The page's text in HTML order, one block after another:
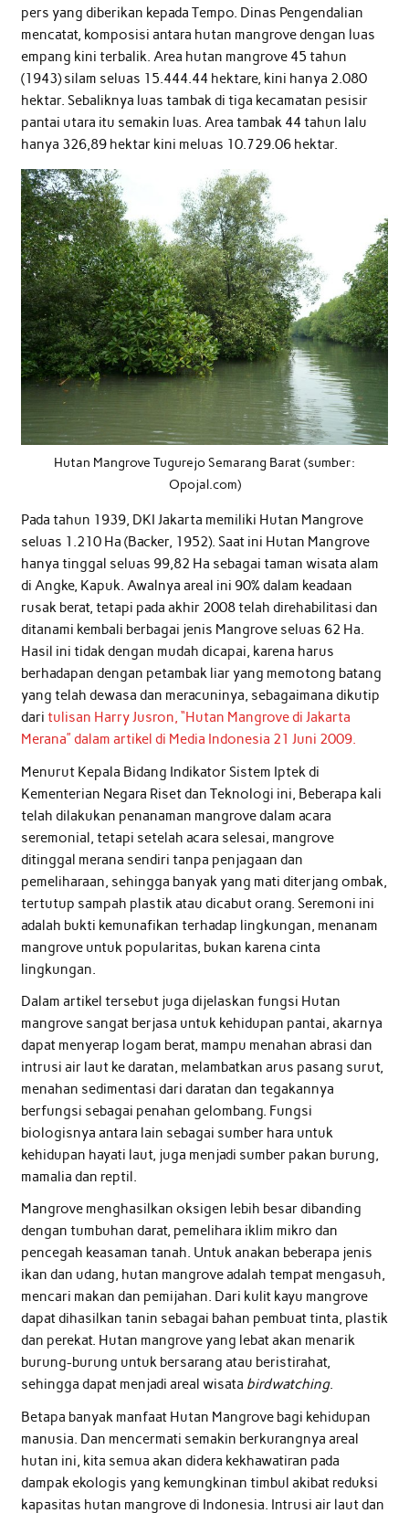
pers yang diberikan kepada Tempo. Dinas Pengendalian
mencatat, komposisi antara hutan mangrove dengan luas
empang kini terbalik. Area hutan mangrove 45 tahun
(1943) silam seluas 15.444.44 hektare, kini hanya 2.080
hektar. Sebaliknya luas tambak di tiga kecamatan pesisir
pantai utara itu semakin luas. Area tambak 44 tahun lalu
hanya 326,89 hektar kini meluas 10.729.06 hektar.
Hutan Mangrove Tugurejo Semarang Barat (sumber:
Opojal.com)
Pada tahun 1939, DKI Jakarta memiliki Hutan Mangrove
seluas 1.210 Ha (Backer, 1952). Saat ini Hutan Mangrove
hanya tinggal seluas 99,82 Ha sebagai taman wisata alam
di Angke, Kapuk. Awalnya areal ini 90% dalam keadaan
rusak berat, tetapi pada akhir 2008 telah direhabilitasi dan
ditanami kembali berbagai jenis Mangrove seluas 62 Ha.
Hasil ini tidak dengan mudah dicapai, karena harus
berhadapan dengan petambak liar yang memotong batang
yang telah dewasa dan meracuninya, sebagaimana dikutip
dari tulisan Harry Jusron, “Hutan Mangrove di Jakarta
Merana” dalam artikel di Media Indonesia 21 Juni 2009.
Menurut Kepala Bidang Indikator Sistem Iptek di
Kementerian Negara Riset dan Teknologi ini, Beberapa kali
telah dilakukan penanaman mangrove dalam acara
seremonial, tetapi setelah acara selesai, mangrove
ditinggal merana sendiri tanpa penjagaan dan
pemeliharaan, sehingga banyak yang mati diterjang ombak,
tertutup sampah plastik atau dicabut orang. Seremoni ini
adalah bukti kemunafikan terhadap lingkungan, menanam
mangrove untuk popularitas, bukan karena cinta
lingkungan.
Dalam artikel tersebut juga dijelaskan fungsi Hutan
mangrove sangat berjasa untuk kehidupan pantai, akarnya
dapat menyerap logam berat, mampu menahan abrasi dan
intrusi air laut ke daratan, melambatkan arus pasang surut,
menahan sedimentasi dari daratan dan tegakannya
berfungsi sebagai penahan gelombang. Fungsi
biologisnya antara lain sebagai sumber hara untuk
kehidupan hayati laut, juga menjadi sumber pakan burung,
mamalia dan reptil.
Mangrove menghasilkan oksigen lebih besar dibanding
dengan tumbuhan darat, pemelihara iklim mikro dan
pencegah keasaman tanah. Untuk anakan beberapa jenis
ikan dan udang, hutan mangrove adalah tempat mengasuh,
mencari makan dan pemijahan. Dari kulit kayu mangrove
dapat dihasilkan tanin sebagai bahan pembuat tinta, plastik
dan perekat. Hutan mangrove yang lebat akan menarik
burung-burung untuk bersarang atau beristirahat,
sehingga dapat menjadi areal wisata birdwatching.
Betapa banyak manfaat Hutan Mangrove bagi kehidupan
manusia. Dan mencermati semakin berkurangnya areal
hutan ini, kita semua akan didera kekhawatiran pada
dampak ekologis yang kemungkinan timbul akibat reduksi
kapasitas hutan mangrove di Indonesia. Intrusi air laut dan